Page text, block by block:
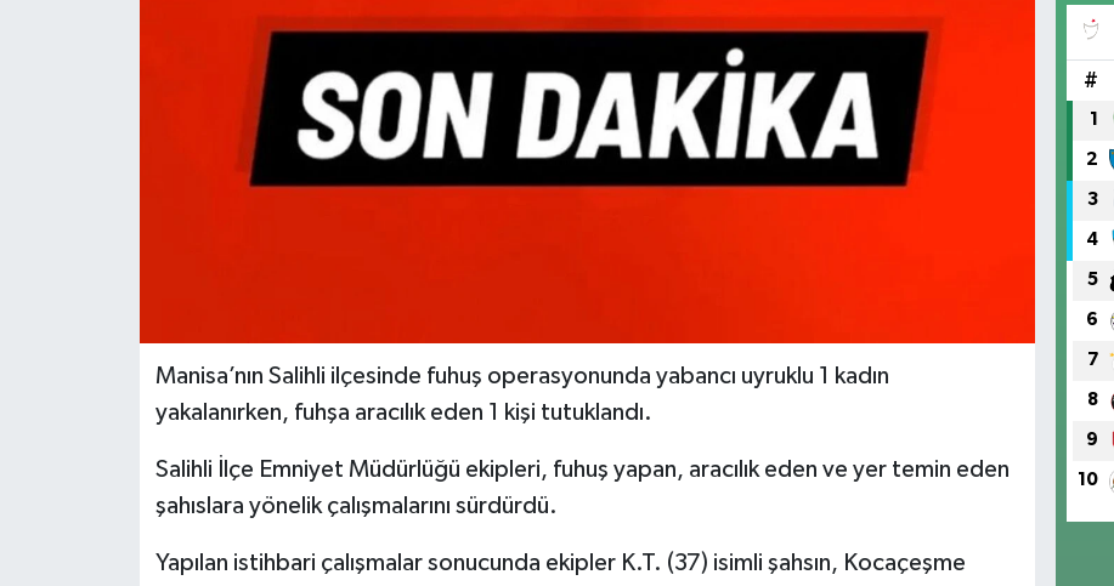
Manisa’nın Salihli ilçesinde fuhuş operasyonunda yabancı uyruklu 1 kadın
yakalanırken, fuhşa aracılık eden 1 kişi tutuklandı.
Salihli İlçe Emniyet Müdürlüğü ekipleri, fuhuş yapan, aracılık eden ve yer temin eden
şahıslara yönelik çalışmalarını sürdürdü.
Yapılan istihbari çalışmalar sonucunda ekipler K.T. (37) isimli şahsın, Kocaçeşme
#
1
2
3
4
5
6
7
8
9
10